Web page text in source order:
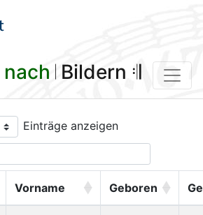
nach 𝄀 Bildern 𝄇
Einträge anzeigen
Vorname Geboren